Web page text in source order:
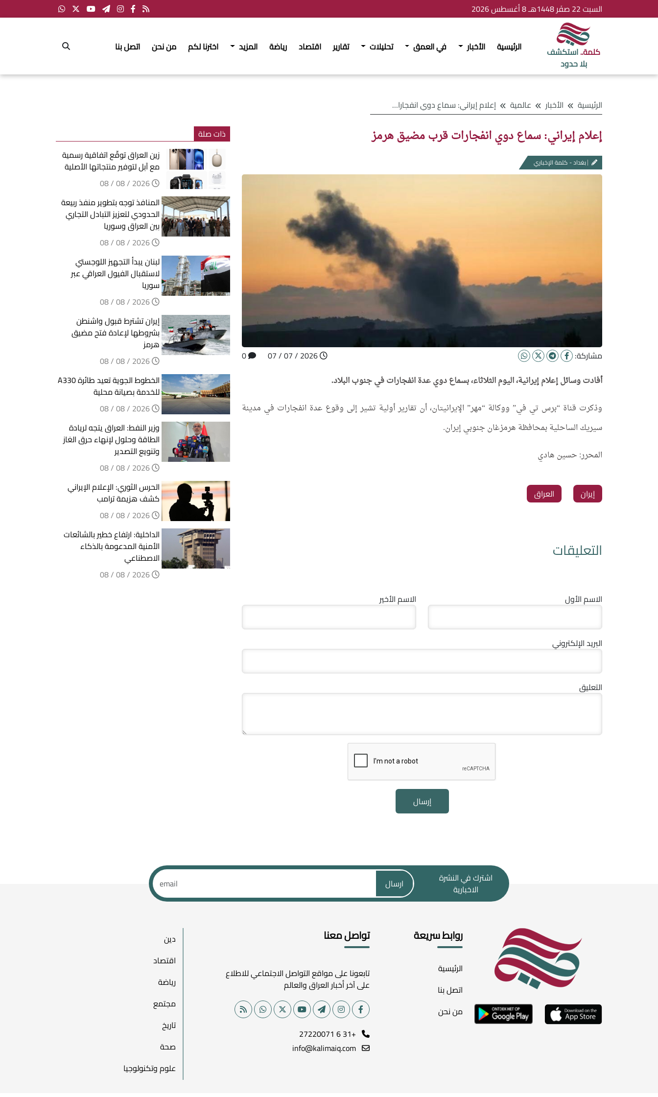
السبت 22 صفَر 1448هـ 8 أغسطس 2026
كلمة..استكشف
بلا حدود
الرئيسية الأخبار في العمق تحليلات تقارير اقتصاد رياضة المزيد اخترنا لكم من نحن اتصل بنا
الرئيسية الأخبار عالمية إعلام إيراني: سماع دوي انفجارات قرب مضيق هرمز
إعلام إيراني: سماع دوي انفجارات قرب مضيق هرمز
بغداد - كلمة الإخباري
مشاركة:
أفادت وسائل إعلام إيرانية، اليوم الثلاثاء، بسماع دوي عدة انفجارات في جنوب البلاد.
وذكرت قناة “برس تي في” ووكالة “مهر” الإيرانيتان، أن تقارير أولية تشير إلى وقوع عدة انفجارات في مدينة
سيريك الساحلية بمحافظة هرمزغان جنوبي إيران.
المحرر: حسين هادي
إيران العراق
التعليقات
الاسم الأول الاسم الأخير
البريد الإلكتروني
التعليق
إرسال
ذات صلة
زين العراق توقّع اتفاقية رسمية
مع آبل لتوفير منتجاتها الأصلية
المنافذ توجه بتطوير منفذ ربيعة
الحدودي لتعزيز التبادل التجاري
بين العراق وسوريا
لبنان يبدأ التجهيز اللوجستي
لاستقبال الفيول العراقي عبر
سوريا
إيران تشترط قبول واشنطن
بشروطها لإعادة فتح مضيق
هرمز
الخطوط الجوية تعيد طائرة A330
للخدمة بصيانة محلية
وزير النفط: العراق يتجه لريادة
الطاقة وحلول لإنهاء حرق الغاز
وتنويع التصدير
الحرس الثوري: الإعلام الإيراني
كشف هزيمة ترامب
الداخلية: ارتفاع خطير بالشائعات
الأمنية المدعومة بالذكاء
الاصطناعي
اشترك في النشرة
الاخبارية
ارسال
روابط سريعة
الرئيسية
اتصل بنا
من نحن
تواصل معنا
تابعونا على مواقع التواصل الاجتماعي للاطلاع
على آخر أخبار العراق والعالم
+31 6 27220071
info@kalimaiq.com
دين
اقتصاد
رياضة
مجتمع
تاريخ
صحة
علوم وتكنولوجيا